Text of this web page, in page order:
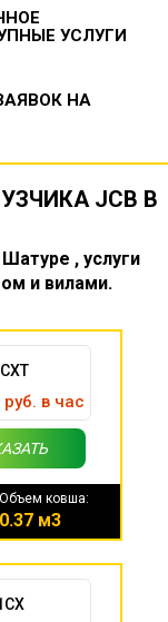
УСЛУГИ
НА
JCB В
, услуги
и вилами.
в час
Объем ковша:
0.37 м3